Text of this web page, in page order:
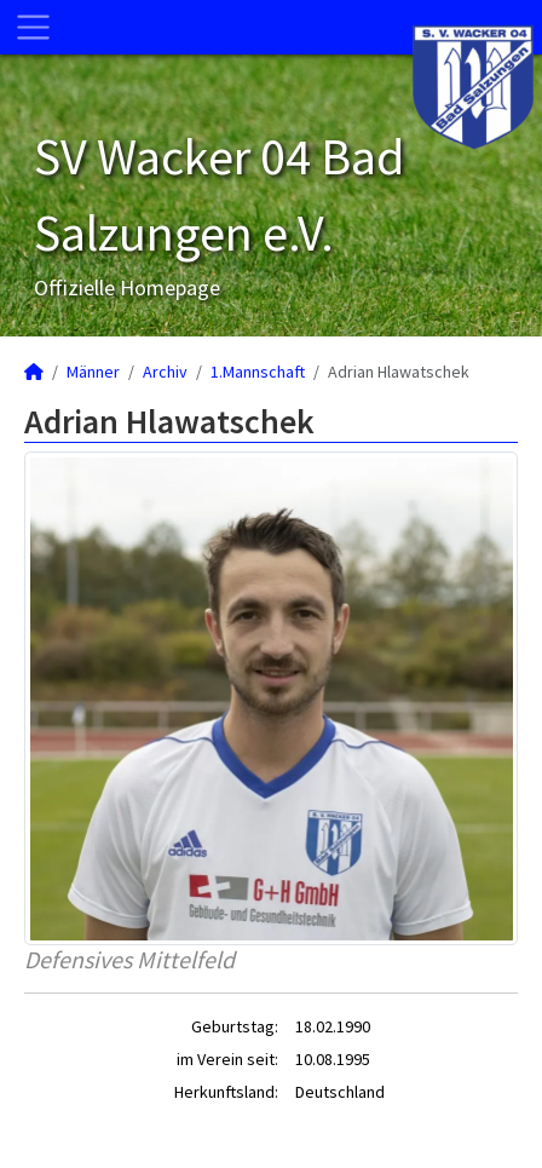
SV Wacker 04 Bad
Salzungen e.V.
Offizielle Homepage
Männer Archiv 1.Mannschaft Adrian Hlawatschek
Adrian Hlawatschek
Defensives Mittelfeld
Geburtstag:
18.02.1990
im Verein seit:
10.08.1995
Herkunftsland:
Deutschland